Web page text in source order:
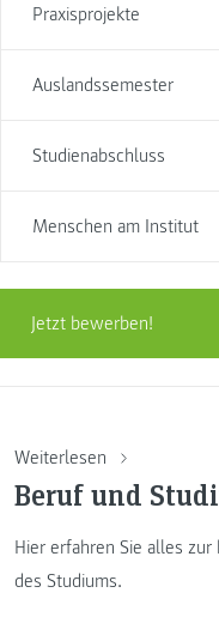
Praxisprojekte
Auslandssemester
Studienabschluss
Menschen am Institut
Jetzt bewerben!
Weiterlesen
Beruf und
Hier erfahren Sie alles
des Studiums.